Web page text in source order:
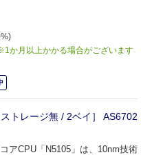
か月以上かかる場合がございます
トレージ無 / 2ベイ］ AS6702
アCPU「N5105」は、10nm技術